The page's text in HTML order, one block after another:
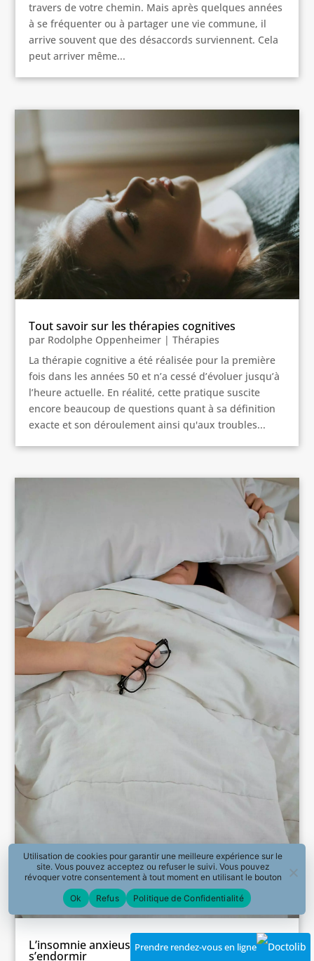
Prendre rendez-vous en ligne
travers de votre chemin. Mais après quelques années
à se fréquenter ou à partager une vie commune, il
arrive souvent que des désaccords surviennent. Cela
peut arriver même...
Tout savoir sur les thérapies cognitives
par Rodolphe Oppenheimer |Thérapies
La thérapie cognitive a été réalisée pour la première
fois dans les années 50 et n’a cessé d’évoluer jusqu’à
l’heure actuelle. En réalité, cette pratique suscite
encore beaucoup de questions quant à sa définition
exacte et son déroulement ainsi qu'aux troubles...
L’insomnie anxieuse : quelques solutions pour
s’endormir
Utilisation de cookies pour garantir une meilleure expérience sur le
site. Vous pouvez acceptez ou refuser le suivi. Vous pouvez
révoquer votre consentement à tout moment en utilisant le bouton
« Révoquer le consentement » présent dans la page de Politique de
Confidentialité.
Ok Refus Politique de Confidentialité